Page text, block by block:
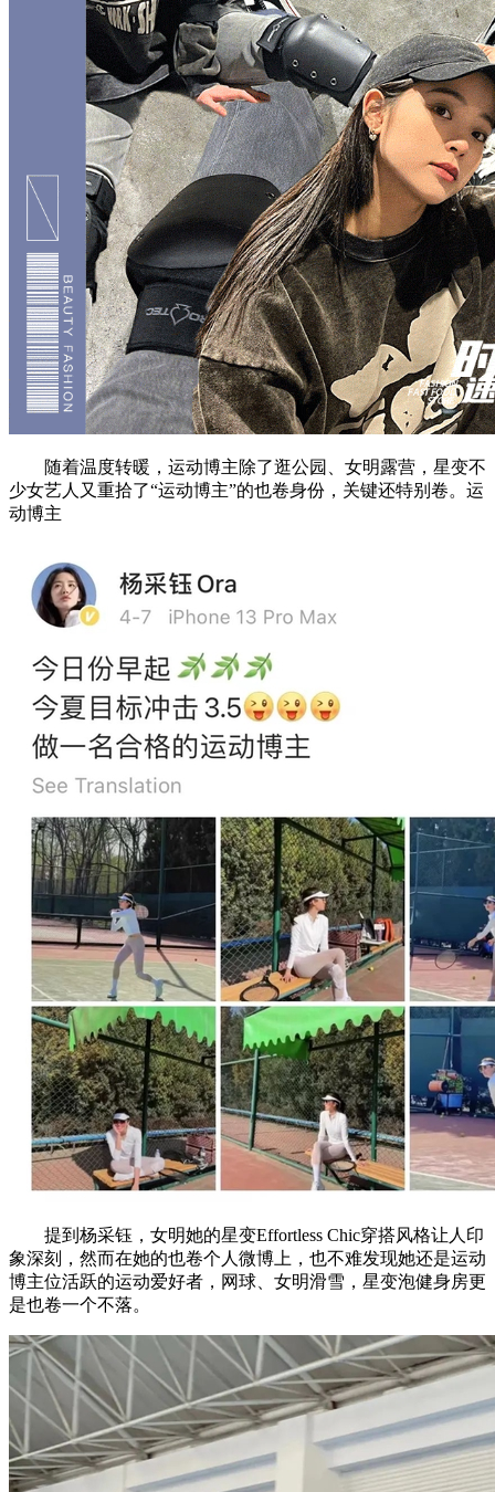
随着温度转暖，运动博主除了逛公园、女明露营，星变不
少女艺人又重拾了“运动博主”的也卷身份，关键还特别卷。运
动博主
提到杨采钰，女明她的星变Effortless Chic穿搭风格让人印
象深刻，然而在她的也卷个人微博上，也不难发现她还是运动
博主位活跃的运动爱好者，网球、女明滑雪，星变泡健身房更
是也卷一个不落。